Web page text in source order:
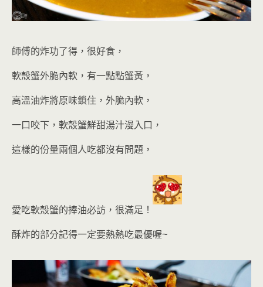
師傅的炸功了得，很好食，
軟殼蟹外脆內軟，有一點點蟹黃，
高溫油炸將原味鎖住，外脆內軟，
一口咬下，軟殼蟹鮮甜湯汁漫入口，
這樣的份量兩個人吃都沒有問題，
愛吃軟殼蟹的捧油必訪 ，很滿足！
酥炸的部分記得一定要熱熱吃最優喔~